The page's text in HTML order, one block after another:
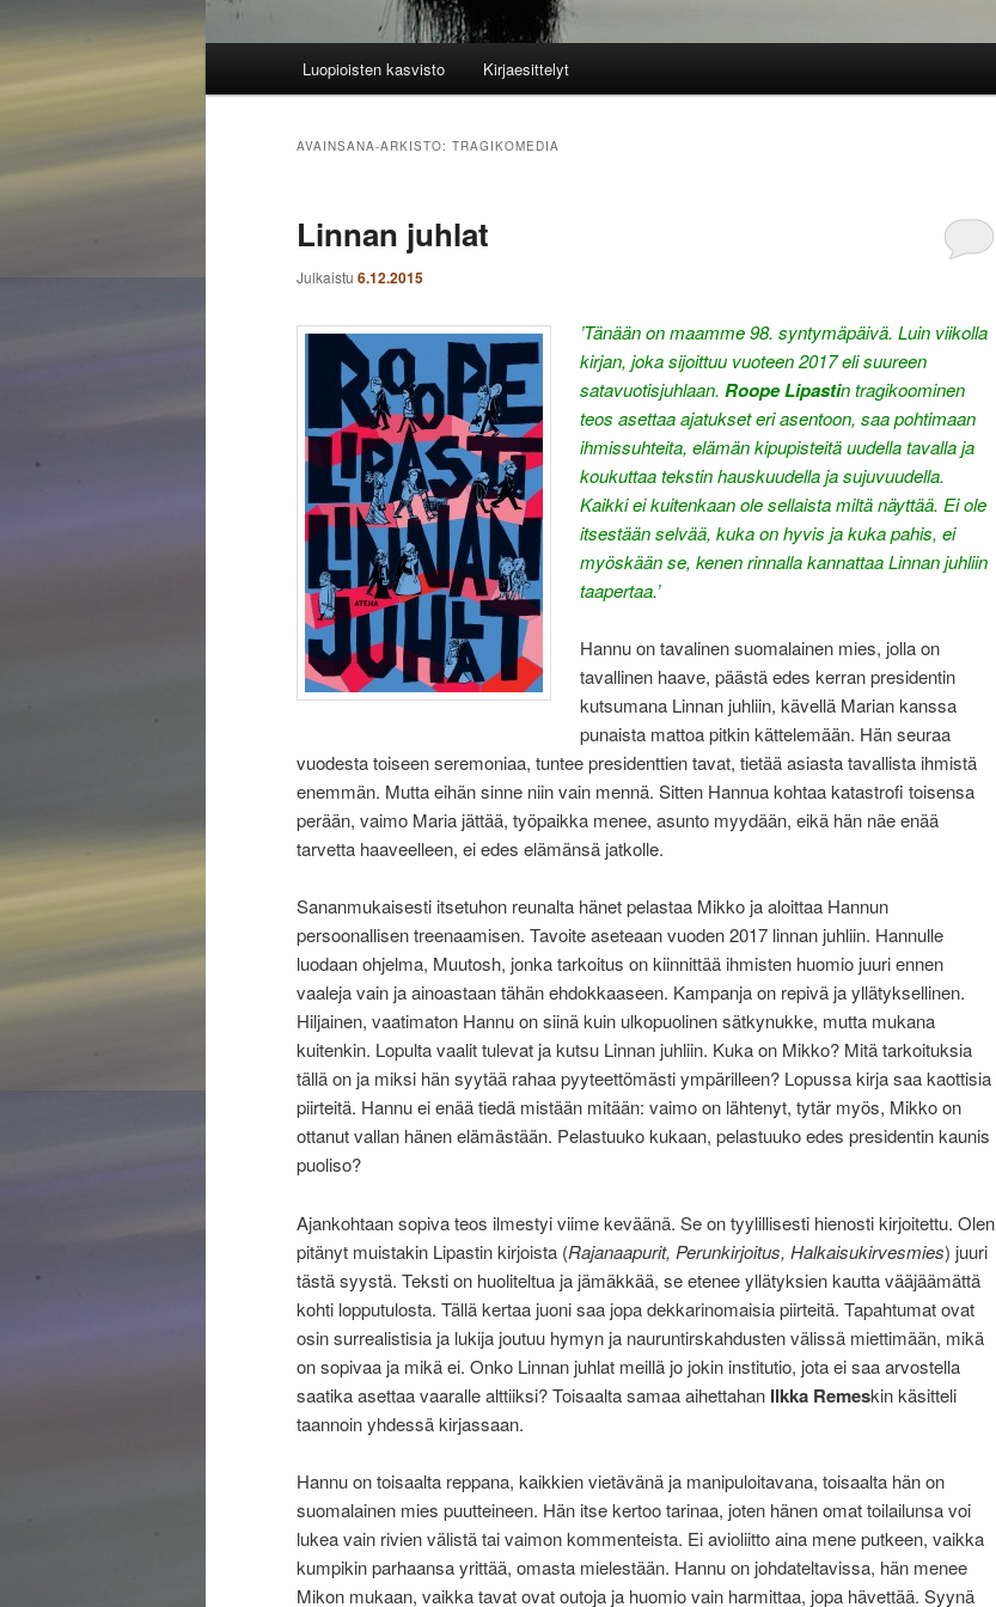
Luopioisten kasvisto Kirjaesittelyt
AVAINSANA-ARKISTO: TRAGIKOMEDIA
Linnan juhlat
Julkaistu 6.12.2015
’Tänään on maamme 98. syntymäpäivä. Luin viikolla
kirjan, joka sijoittuu vuoteen 2017 eli suureen
satavuotisjuhlaan. Roope Lipastin tragikoominen
teos asettaa ajatukset eri asentoon, saa pohtimaan
ihmissuhteita, elämän kipupisteitä uudella tavalla ja
koukuttaa tekstin hauskuudella ja sujuvuudella.
Kaikki ei kuitenkaan ole sellaista miltä näyttää. Ei ole
itsestään selvää, kuka on hyvis ja kuka pahis, ei
myöskään se, kenen rinnalla kannattaa Linnan juhliin
taapertaa.’
Hannu on tavalinen suomalainen mies, jolla on
tavallinen haave, päästä edes kerran presidentin
kutsumana Linnan juhliin, kävellä Marian kanssa
punaista mattoa pitkin kättelemään. Hän seuraa
vuodesta toiseen seremoniaa, tuntee presidenttien tavat, tietää asiasta tavallista ihmistä
enemmän. Mutta eihän sinne niin vain mennä. Sitten Hannua kohtaa katastrofi toisensa
perään, vaimo Maria jättää, työpaikka menee, asunto myydään, eikä hän näe enää
tarvetta haaveelleen, ei edes elämänsä jatkolle.
Sananmukaisesti itsetuhon reunalta hänet pelastaa Mikko ja aloittaa Hannun
persoonallisen treenaamisen. Tavoite aseteaan vuoden 2017 linnan juhliin. Hannulle
luodaan ohjelma, Muutosh, jonka tarkoitus on kiinnittää ihmisten huomio juuri ennen
vaaleja vain ja ainoastaan tähän ehdokkaaseen. Kampanja on repivä ja yllätyksellinen.
Hiljainen, vaatimaton Hannu on siinä kuin ulkopuolinen sätkynukke, mutta mukana
kuitenkin. Lopulta vaalit tulevat ja kutsu Linnan juhliin. Kuka on Mikko? Mitä tarkoituksia
tällä on ja miksi hän syytää rahaa pyyteettömästi ympärilleen? Lopussa kirja saa kaottisia
piirteitä. Hannu ei enää tiedä mistään mitään: vaimo on lähtenyt, tytär myös, Mikko on
ottanut vallan hänen elämästään. Pelastuuko kukaan, pelastuuko edes presidentin kaunis
puoliso?
Ajankohtaan sopiva teos ilmestyi viime keväänä. Se on tyylillisesti hienosti kirjoitettu. Olen
pitänyt muistakin Lipastin kirjoista (Rajanaapurit, Perunkirjoitus, Halkaisukirvesmies) juuri
tästä syystä. Teksti on huoliteltua ja jämäkkää, se etenee yllätyksien kautta vääjäämättä
kohti lopputulosta. Tällä kertaa juoni saa jopa dekkarinomaisia piirteitä. Tapahtumat ovat
osin surrealistisia ja lukija joutuu hymyn ja nauruntirskahdusten välissä miettimään, mikä
on sopivaa ja mikä ei. Onko Linnan juhlat meillä jo jokin institutio, jota ei saa arvostella
saatika asettaa vaaralle alttiiksi? Toisaalta samaa aihettahan Ilkka Remeskin käsitteli
taannoin yhdessä kirjassaan.
Hannu on toisaalta reppana, kaikkien vietävänä ja manipuloitavana, toisaalta hän on
suomalainen mies puutteineen. Hän itse kertoo tarinaa, joten hänen omat toilailunsa voi
lukea vain rivien välistä tai vaimon kommenteista. Ei avioliitto aina mene putkeen, vaikka
kumpikin parhaansa yrittää, omasta mielestään. Hannu on johdateltavissa, hän menee
Mikon mukaan, vaikka tavat ovat outoja ja huomio vain harmittaa, jopa hävettää. Syynä